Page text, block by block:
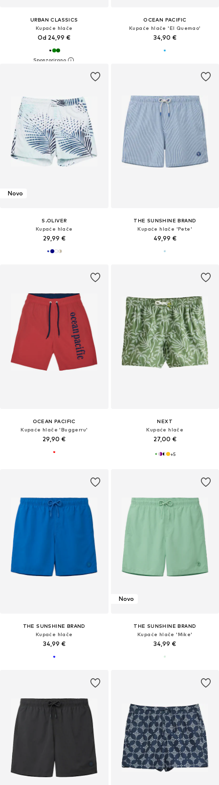
URBAN CLASSICS
Kupaće hlače
Od 24,99 €
OCEAN PACIFIC
Kupaće hlače 'El Quemao'
34,90 €
Novo
S.OLIVER
Kupaće hlače
29,99 €
THE SUNSHINE BRAND
Kupaće hlače 'Pete'
49,99 €
OCEAN PACIFIC
Kupaće hlače 'Buggerru'
29,90 €
NEXT
Kupaće hlače
27,00 €
+5
THE SUNSHINE BRAND
Kupaće hlače
34,99 €
Novo
THE SUNSHINE BRAND
Kupaće hlače 'Mike'
34,99 €